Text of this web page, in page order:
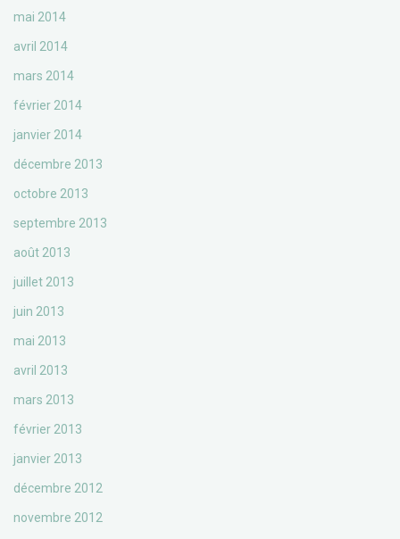
mai 2014
avril 2014
mars 2014
février 2014
janvier 2014
décembre 2013
octobre 2013
septembre 2013
août 2013
juillet 2013
juin 2013
mai 2013
avril 2013
mars 2013
février 2013
janvier 2013
décembre 2012
novembre 2012